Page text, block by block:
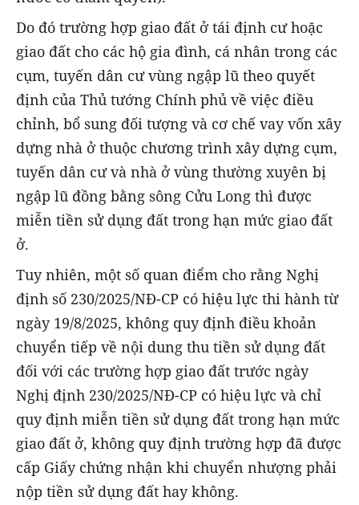
Do đó trường hợp giao đất ở tái định cư hoặc
giao đất cho các hộ gia đình, cá nhân trong các
cụm, tuyến dân cư vùng ngập lũ theo quyết
định của Thủ tướng Chính phủ về việc điều
chỉnh, bổ sung đối tượng và cơ chế vay vốn xây
dựng nhà ở thuộc chương trình xây dựng cụm,
tuyến dân cư và nhà ở vùng thường xuyên bị
ngập lũ đồng bằng sông Cửu Long thì được
miễn tiền sử dụng đất trong hạn mức giao đất
ở.
Tuy nhiên, một số quan điểm cho rằng Nghị
định số 230/2025/NĐ-CP có hiệu lực thi hành từ
ngày 19/8/2025, không quy định điều khoản
chuyển tiếp về nội dung thu tiền sử dụng đất
đối với các trường hợp giao đất trước ngày
Nghị định 230/2025/NĐ-CP có hiệu lực và chỉ
quy định miễn tiền sử dụng đất trong hạn mức
giao đất ở, không quy định trường hợp đã được
cấp Giấy chứng nhận khi chuyển nhượng phải
nộp tiền sử dụng đất hay không.